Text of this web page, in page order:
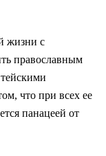
жизни с
православным
что при всех ее
панацеей от